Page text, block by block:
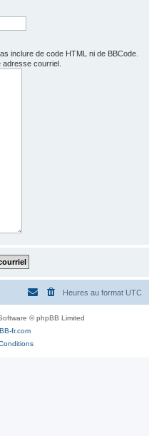
inclure de code HTML ni de BBCode.
courriel.
Heures au format UTC
© phpBB Limited
fr.com